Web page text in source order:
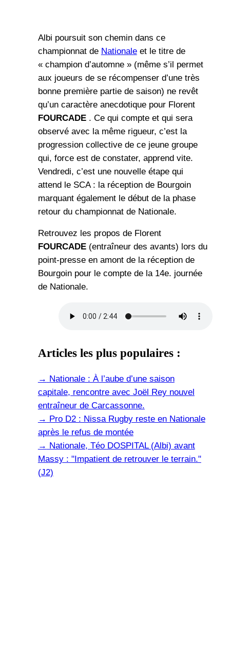
Albi poursuit son chemin dans ce
championnat de Nationaleet le titre de
« champion d’automne » (même s’il permet
aux joueurs de se récompenser d’une très
bonne première partie de saison) ne revêt
qu’un caractère anecdotique pour Florent
FOURCADE . Ce qui compte et qui sera
observé avec la même rigueur, c’est la
progression collective de ce jeune groupe
qui, force est de constater, apprend vite.
Vendredi, c’est une nouvelle étape qui
attend le SCA : la réception de Bourgoin
marquant également le début de la phase
retour du championnat de Nationale.
Retrouvez les propos de Florent
FOURCADE (entraîneur des avants) lors du
point-presse en amont de la réception de
Bourgoin pour le compte de la 14e. journée
de Nationale.
Articles les plus populaires :
→ Nationale : À l’aube d’une saison
capitale, rencontre avec Joël Rey nouvel
entraîneur de Carcassonne.
→ Pro D2 : Nissa Rugby reste en Nationale
après le refus de montée
→ Nationale, Téo DOSPITAL (Albi) avant
Massy : "Impatient de retrouver le terrain."
(J2)